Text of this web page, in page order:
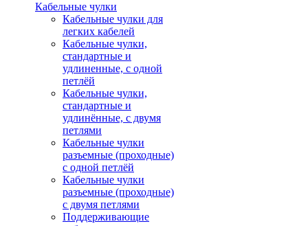
Кабельные чулки
Кабельные чулки для
легких кабелей
Кабельные чулки,
стандартные и
удлиненные, с одной
петлёй
Кабельные чулки,
стандартные и
удлинённые, с двумя
петлями
Кабельные чулки
разъемные (проходные)
с одной петлёй
Кабельные чулки
разъемные (проходные)
с двумя петлями
Поддерживающие